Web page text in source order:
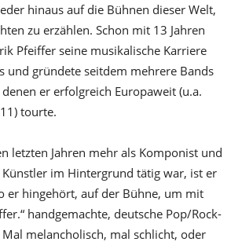
hinaus auf die Bühnen dieser Welt,
zu erzählen. Schon mit 13 Jahren
Pfeiffer seine musikalische Karriere
und gründete seitdem mehrere Bands
er erfolgreich Europaweit (u.a.
tourte.
letzten Jahren mehr als Komponist und
im Hintergrund tätig war, ist er
er hingehört, auf der Bühne, um mit
handgemachte, deutsche Pop/Rock-
melancholisch, mal schlicht, oder